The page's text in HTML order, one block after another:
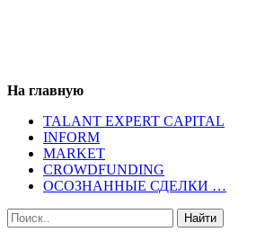
На главную
TALANT EXPERT CAPITAL
INFORM
MARKET
CROWDFUNDING
ОСОЗНАННЫЕ СДЕЛКИ …